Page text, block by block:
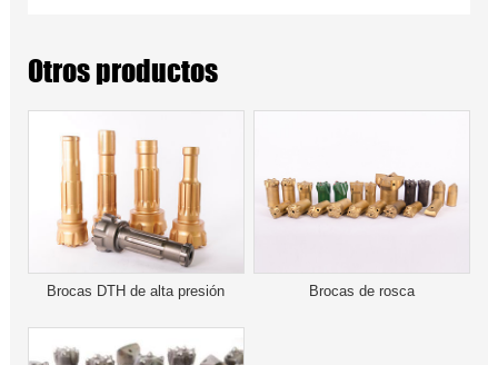
Otros productos
Brocas DTH de alta presión Brocas de rosca